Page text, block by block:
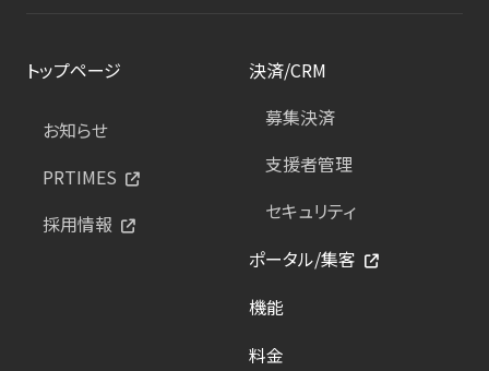
トップページ
お知らせ
PRTIMES
採用情報
決済/CRM
募集決済
支援者管理
セキュリティ
ポータル/集客
機能
料金